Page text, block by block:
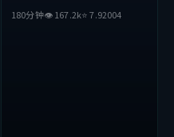
演。影片在叙事与视听上力求突
180分钟👁167.2k⭐7.92004